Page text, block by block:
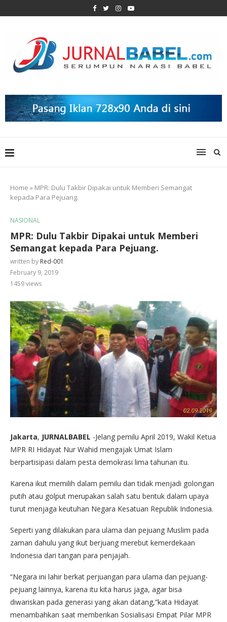
Home » MPR: Dulu Takbir Dipakai untuk Memberi Semangat
kepada Para Pejuang.
NASIONAL
MPR: Dulu Takbir Dipakai untuk Memberi
Semangat kepada Para Pejuang.
written by Red-001
February 9, 2019
1459views
Jakarta, JURNALBABEL -Jelang pemilu April 2019, Wakil Ketua
MPR RI Hidayat Nur Wahid mengajak Umat Islam
berpartisipasi dalam pesta demokrasi lima tahunan itu.
Karena ikut memilih dalam pemilu dan tidak menjadi golongan
putih atau golput merupakan salah satu bentuk dalam upaya
turut menjaga keutuhan Negara Kesatuan Republik Indonesia.
Seperti yang dilakukan para ulama dan pejuang Muslim pada
zaman dahulu yang ikut berjuang merebut kemerdekaan
Indonesia dari tangan para penjajah.
“Negara ini lahir berkat perjuangan para ulama dan pejuang-
pejuang lainnya, karena itu kita harus jaga, agar bisa
diwariskan pada generasi yang akan datang,”kata Hidayat
menambahkan saat memberikan Sosialisasi Empat Pilar MPR